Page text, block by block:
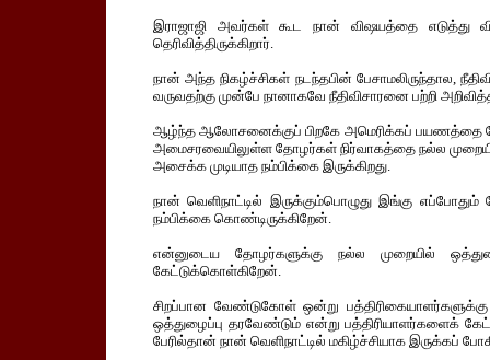
இராஜாஜி அவர்கள் கூட நான் விஷயத்தை எடுத்து
தெரிவித்திருக்கிறார்.
நான் அந்த நிகழ்ச்சிகள் நடந்தபின் பேசாமலிருந்தால,
வருவதற்கு முன்பே நானாகவே நீதிவிசாரனை பற்றி
ஆழ்ந்த ஆலோசனைக்குப் பிறகே அமெரிக்கப் பயணத்தை
அமைசரவையிலுள்ள தோழர்கள் நிர்வாகத்தை நல்ல
அசைக்க முடியாத நம்பிக்கை இருக்கிறது.
நான் வெளிநாட்டில் இருக்கும்பொழுது இங்கு
நம்பிக்கை கொண்டிருக்கிறேன்.
என்னுடைய தோழர்களுக்கு நல்ல முறையில்
கேட்டுக்கொள்கிறேன்.
சிறப்பான வேண்டுகோள் ஒன்று
ஒத்துழைப்பு தரவேண்டும் என்று பத்திரியாளர்களைக்
பேரில்தான் நான் வெளிநாட்டில் மகிழ்ச்சியாக இருக்கப்